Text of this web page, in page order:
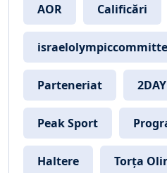
AOR Calificări
Parteneriat
Peak Sport
Haltere Torța